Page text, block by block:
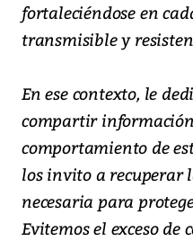
fortaleciéndose en
transmisible y
En ese contexto, le
compartir
comportamiento de
los invito a recuperar
necesaria para
Evitemos el exceso de